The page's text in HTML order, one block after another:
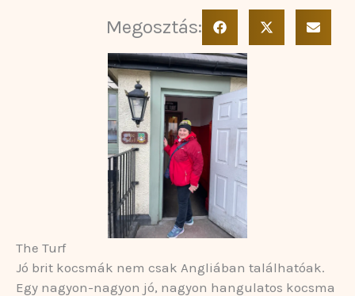
Megosztás:
The Turf
Jó brit kocsmák nem csak Angliában találhatóak.
Egy nagyon-nagyon jó, nagyon hangulatos kocsma